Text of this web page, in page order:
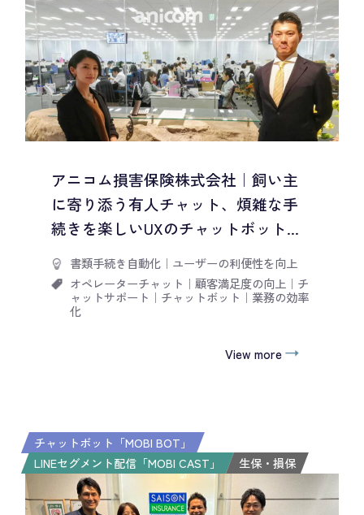
アニコム損害保険株式会社｜飼い主
に寄り添う有人チャット、煩雑な手
続きを楽しいUXのチャットボット...
書類手続き自動化｜ ユーザーの利便性を向上
オペレーターチャット ｜ 顧客満足度の向上｜ チ
ャットサポート ｜ チャットボット ｜ 業務の効率
化
View more
チャットボット「MOBI BOT」
LINEセグメント配信「MOBI CAST」
生保・損保